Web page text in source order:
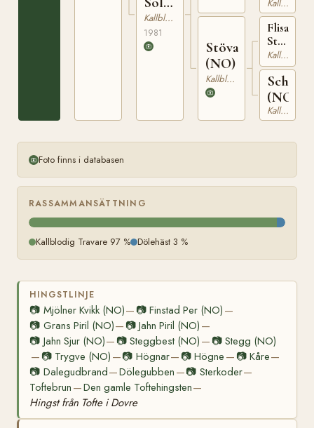
(NO)
Kallblodig Travare
1981
Stöva
(NO)
Kallblodig Travare
(NO)
Kallblodig Travare
Flisa
Stövern
(NO)
T-
281
Kallblodig Travare
(NO)
Kallblodig Travare
Foto finns i databasen
RASSAMMANSÄTTNING
Kallblodig Travare 97 % Dölehäst 3 %
HINGSTLINJE
📷 Mjölner Kvikk (NO)— 📷Finstad Per (NO) —
📷 Grans Piril (NO)— 📷Jahn Piril (NO) —
📷 Jahn Sjur (NO)— 📷Steggbest (NO) — 📷 Stegg (NO)
— 📷 Trygve (NO) —📷 Högnar— 📷Högne — 📷 Kåre—
📷 Dalegudbrand—Dölegubben —📷 Sterkoder—
Toftebrun —Den gamle Toftehingsten—
Hingst från Tofte i Dovre